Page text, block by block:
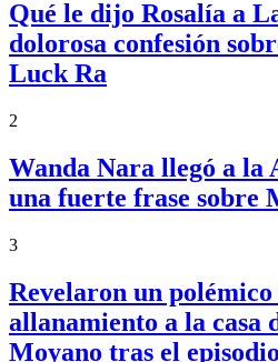
Qué le dijo Rosalía a
dolorosa confesión
Luck Ra
2
Wanda Nara llegó a la
una fuerte frase sobre
3
Revelaron un
allanamiento a la casa
Moyano tras el